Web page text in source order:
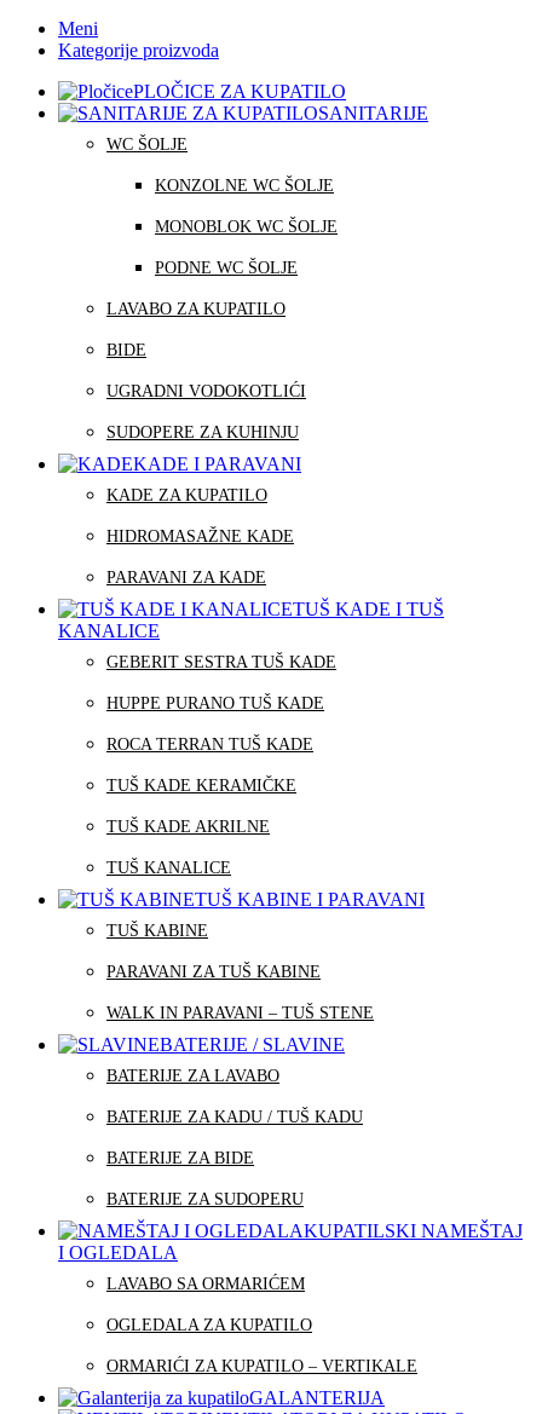
Meni
Kategorije proizvoda
PLOČICE ZA KUPATILO
SANITARIJE
WC ŠOLJE
KONZOLNE WC ŠOLJE
MONOBLOK WC ŠOLJE
PODNE WC ŠOLJE
LAVABO ZA KUPATILO
BIDE
UGRADNI VODOKOTLIĆI
SUDOPERE ZA KUHINJU
KADE I PARAVANI
KADE ZA KUPATILO
HIDROMASAŽNE KADE
PARAVANI ZA KADE
TUŠ KADE I TUŠ
KANALICE
GEBERIT SESTRA TUŠ KADE
HUPPE PURANO TUŠ KADE
ROCA TERRAN TUŠ KADE
TUŠ KADE KERAMIČKE
TUŠ KADE AKRILNE
TUŠ KANALICE
TUŠ KABINE I PARAVANI
TUŠ KABINE
PARAVANI ZA TUŠ KABINE
WALK IN PARAVANI – TUŠ STENE
BATERIJE / SLAVINE
BATERIJE ZA LAVABO
BATERIJE ZA KADU / TUŠ KADU
BATERIJE ZA BIDE
BATERIJE ZA SUDOPERU
KUPATILSKI NAMEŠTAJ
I OGLEDALA
LAVABO SA ORMARIĆEM
OGLEDALA ZA KUPATILO
ORMARIĆI ZA KUPATILO – VERTIKALE
GALANTERIJA